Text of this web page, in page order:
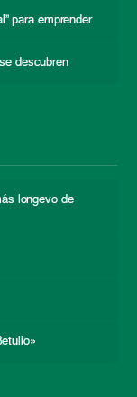
para emprender
descubren
longevo de